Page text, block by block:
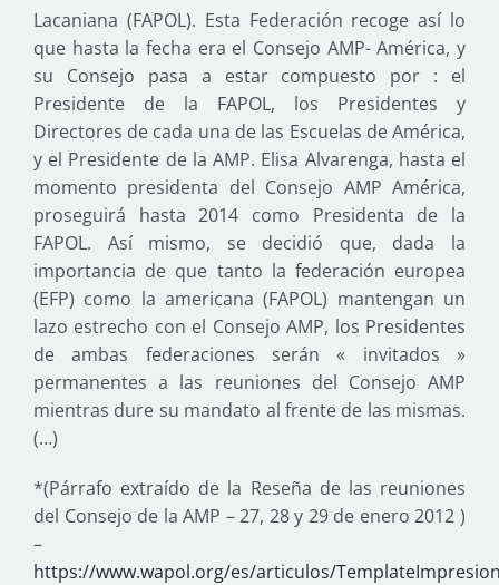
Lacaniana (FAPOL). Esta Federación recoge así lo
que hasta la fecha era el Consejo AMP- América, y
su Consejo pasa a estar compuesto por : el
Presidente de la FAPOL, los Presidentes y
Directores de cada una de las Escuelas de América,
y el Presidente de la AMP. Elisa Alvarenga, hasta el
momento presidenta del Consejo AMP América,
proseguirá hasta 2014 como Presidenta de la
FAPOL. Así mismo, se decidió que, dada la
importancia de que tanto la federación europea
(EFP) como la americana (FAPOL) mantengan un
lazo estrecho con el Consejo AMP, los Presidentes
de ambas federaciones serán « invitados »
permanentes a las reuniones del Consejo AMP
mientras dure su mandato al frente de las mismas.
(…)
*(Párrafo extraído de la Reseña de las reuniones
del Consejo de la AMP – 27, 28 y 29 de enero 2012 )
–
https://www.wapol.org/es/articulos/